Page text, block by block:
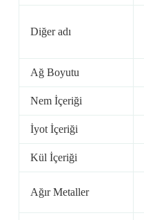
Diğer adı
Ağ Boyutu
Nem İçeriği
İyot İçeriği
Kül İçeriği
Ağır Metaller